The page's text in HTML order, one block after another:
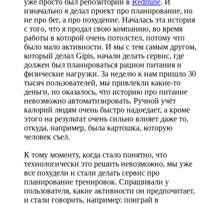
изначально я делал проект про планирование, но
не про бег, а про похудение. Началась эта история
с того, что я продал свою компанию, во время
работы в которой очень потолстел, потому что
было мало активности. И мы с тем самым другом,
который делал Gipis, начали делать сервис, где
должен был планироваться рацион питания и
физические нагрузки. За неделю к нам пришло 30
тысяч пользователей, мы привлекли какие-то
деньги, но оказалось, что историю про питание
невозможно автоматизировать. Ручной учёт
калорий людям очень быстро надоедает, а кроме
этого на результат очень сильно влияет даже то,
откуда, например, была картошка, которую
человек съел.
К тому моменту, когда стало понятно, что
технологически это решить невозможно, мы уже
все похудели и стали делать сервис про
планирование тренировок. Спрашивали у
пользователя, какие активности он предпочитает,
и стали говорить, например: поиграй в